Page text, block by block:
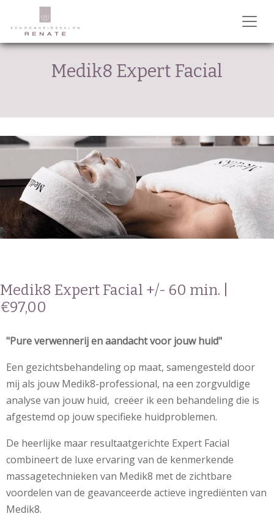
Medik8 Expert Facial
Medik8 Expert Facial +/- 60 min. |
€97,00
"Pure verwennerij en aandacht voor jouw huid"
Een gezichtsbehandeling op maat, samengesteld door
mij als jouw Medik8-professional, na een zorgvuldige
analyse van jouw huid, creëer ik een behandeling die is
afgestemd op jouw specifieke huidproblemen.
De heerlijke maar resultaatgerichte Expert Facial
combineert de luxe ervaring van de kenmerkende
massagetechnieken van Medik8 met de zichtbare
voordelen van de geavanceerde actieve ingrediënten van
Medik8.